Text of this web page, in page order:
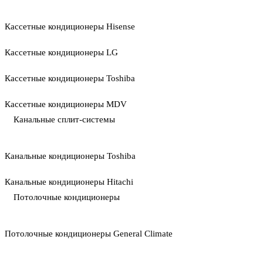
Кассетные кондиционеры Hisense
Кассетные кондиционеры LG
Кассетные кондиционеры Toshiba
Кассетные кондиционеры MDV
Канальные сплит-системы
Канальные кондиционеры Toshiba
Канальные кондиционеры Hitachi
Потолочные кондиционеры
Потолочные кондиционеры General Climate